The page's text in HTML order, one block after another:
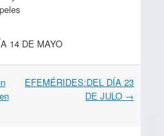
14 DE MAYO
EFEMÉRIDES:DEL DÍA 23
DE JULO →